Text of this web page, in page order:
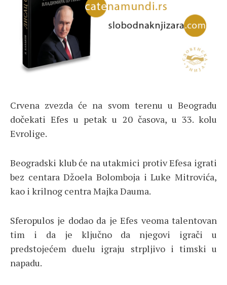
Crvena zvezda će na svom terenu u Beogradu
dočekati Efes u petak u 20 časova, u 33. kolu
Evrolige.
Beogradski klub će na utakmici protiv Efesa igrati
bez centara Džoela Bolomboja i Luke Mitrovića,
kao i krilnog centra Majka Dauma.
Sferopulos je dodao da je Efes veoma talentovan
tim i da je ključno da njegovi igrači u
predstojećem duelu igraju strpljivo i timski u
napadu.